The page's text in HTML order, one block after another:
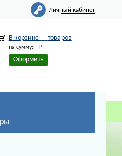
Личный кабинет
В корзине товаров
на сумму: Р
Оформить